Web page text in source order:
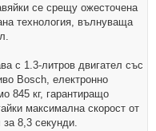
се срещу ожесточена
технология, вълнуваща
с 1.3-литров двигател със
Bosch, електронно
845 кг, гарантиращо
максимална скорост от
8,3 секунди.